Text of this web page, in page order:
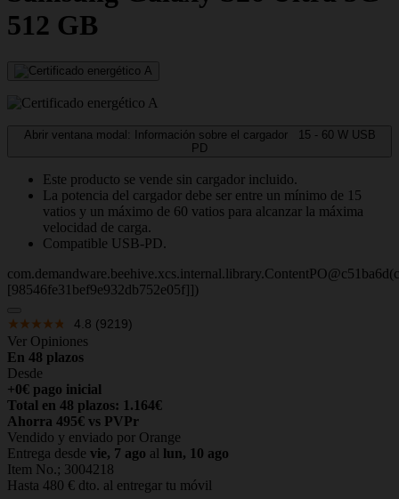
512 GB
Abrir ventana modal: Información sobre el cargador 15 - 60 W USB
PD
Este producto se vende sin cargador incluido.
La potencia del cargador debe ser entre un mínimo de 15
vatios y un máximo de 60 vatios para alcanzar la máxima
velocidad de carga.
Compatible USB-PD.
[98546fe31bef9e932db752e05f]])
4.8 (9219)
Ver Opiniones
En 48 plazos
Desde
+0€ pago inicial
Total en 48 plazos: 1.164€
Ahorra 495€ vs PVPr
Vendido y enviado por Orange
Entrega desde vie, 7 ago al lun, 10 ago
Item No.; 3004218
Hasta 480 € dto. al entregar tu móvil